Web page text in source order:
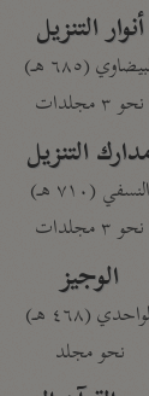
أنوار التنزيل
(٦٨٥ هـ)
نحو ٣ مجلدات
التنزيل
النسفي (٧١٠ هـ)
نحو ٣ مجلدات
الوجيز
(٤٦٨ هـ)
نحو مجلد